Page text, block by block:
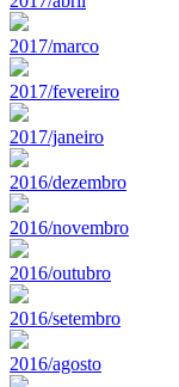
2017/marco
2017/fevereiro
2017/janeiro
2016/dezembro
2016/novembro
2016/outubro
2016/setembro
2016/agosto